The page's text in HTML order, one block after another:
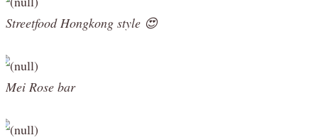
Streetfood Hongkong style 😍
Mei Rose bar